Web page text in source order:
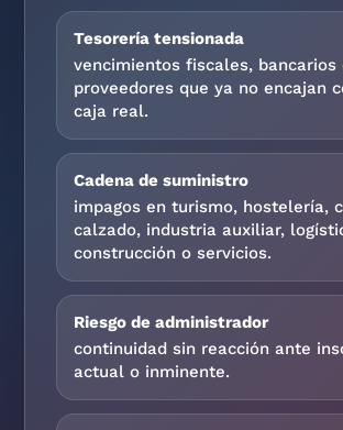
Tesorería tensionada
vencimientos fiscales, bancarios
proveedores que ya no encajan
caja real.
Cadena de suministro
impagos en turismo, hostelería,
calzado, industria auxiliar,
construcción o servicios.
Riesgo de administrador
continuidad sin reacción ante
actual o inminente.